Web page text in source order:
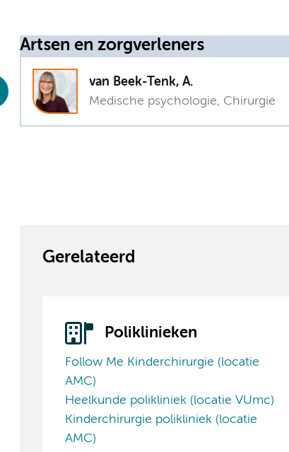
Artsen en zorgverleners
van Beek-Tenk, A.
Medische psychologie, Chirurgie
Gerelateerd
Poliklinieken
Follow Me Kinderchirurgie (locatie
AMC)
Heelkunde polikliniek (locatie VUmc)
Kinderchirurgie polikliniek (locatie
AMC)